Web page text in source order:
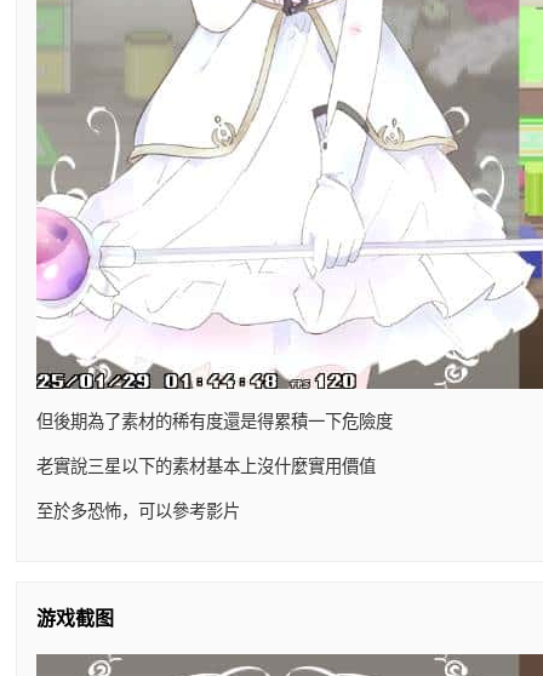
但後期為了素材的稀有度還是得累積一下危險度
老實說三星以下的素材基本上沒什麼實用價值
至於多恐怖，可以參考影片
游戏截图